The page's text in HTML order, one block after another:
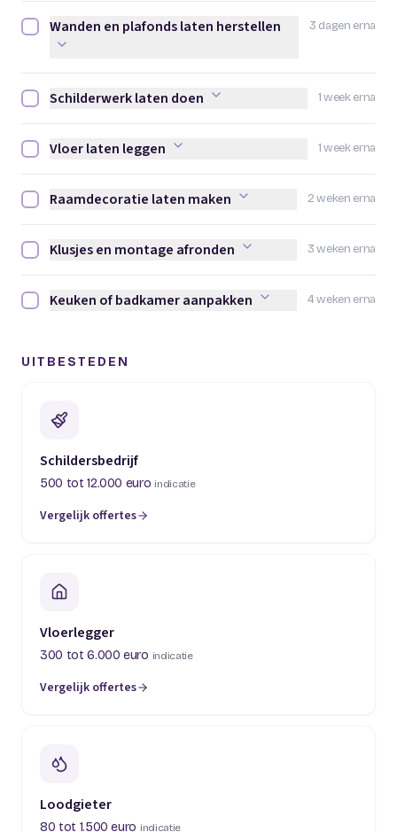
3 dagen erna
Wanden en plafonds laten herstellen afvinken
Wanden en plafonds laten herstellen
1 week erna
Schilderwerk laten doen afvinken
Schilderwerk laten doen
1 week erna
Vloer laten leggen afvinken
Vloer laten leggen
2 weken erna
Raamdecoratie laten maken afvinken
Raamdecoratie laten maken
3 weken erna
Klusjes en montage afronden afvinken
Klusjes en montage afronden
4 weken erna
Keuken of badkamer aanpakken afvinken
Keuken of badkamer aanpakken
UITBESTEDEN
Schildersbedrijf
500 tot 12.000 euro indicatie
Vergelijk offertes
(opent in een nieuw tabblad)
Vloerlegger
300 tot 6.000 euro indicatie
Vergelijk offertes
(opent in een nieuw tabblad)
Loodgieter
80 tot 1.500 euro indicatie